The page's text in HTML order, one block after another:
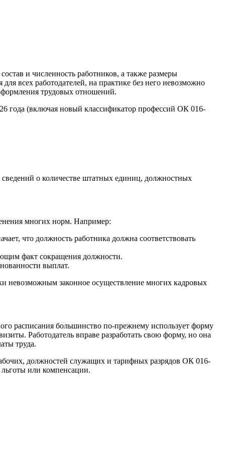
и численность работников, а также размеры
всех работодателей, на практике без него невозможно
трудовых отношений.
года (включая новый классификатор профессий ОК 016-
о количестве штатных единиц, должностных
многих норм. Например:
что должность работника должна соответствовать
факт сокращения должности.
выплат.
невозможным законное осуществление многих кадровых
расписания большинство по-прежнему использует форму
Работодатель вправе разработать свою форму, но она
труда.
должностей служащих и тарифных разрядов ОК 016-
или компенсации.